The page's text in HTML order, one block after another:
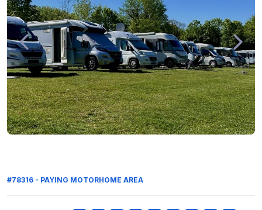
#78316 - PAYING MOTORHOME AREA